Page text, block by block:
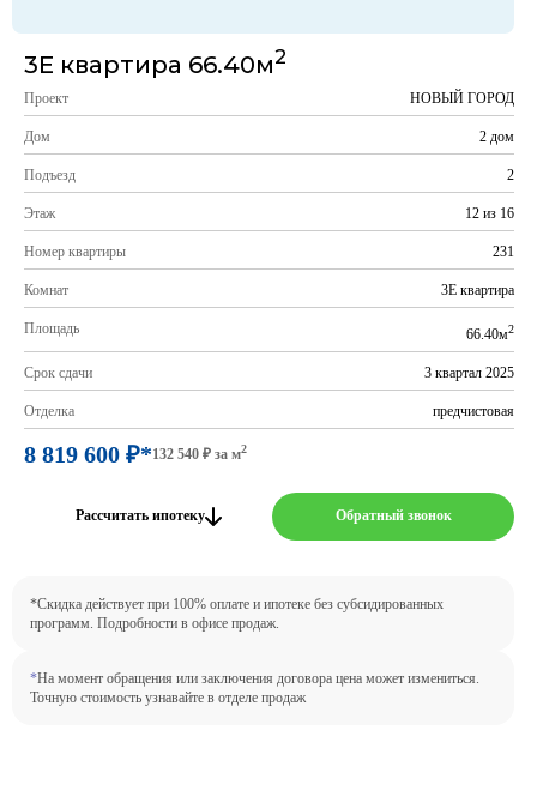
3Е квартира 66.40м2
Проект НОВЫЙ ГОРОД
Дом 2 дом
Подъезд 2
Этаж 12 из 16
Номер квартиры 231
Комнат 3Е квартира
Площадь 66.40м2
Срок сдачи 3 квартал 2025
Отделка предчистовая
8 819 600 ₽*132 540 ₽ за м2
Рассчитать ипотеку Обратный звонок
*Скидка действует при 100% оплате и ипотеке без субсидированных
программ. Подробности в офисе продаж.
*На момент обращения или заключения договора цена может измениться.
Точную стоимость узнавайте в отделе продаж